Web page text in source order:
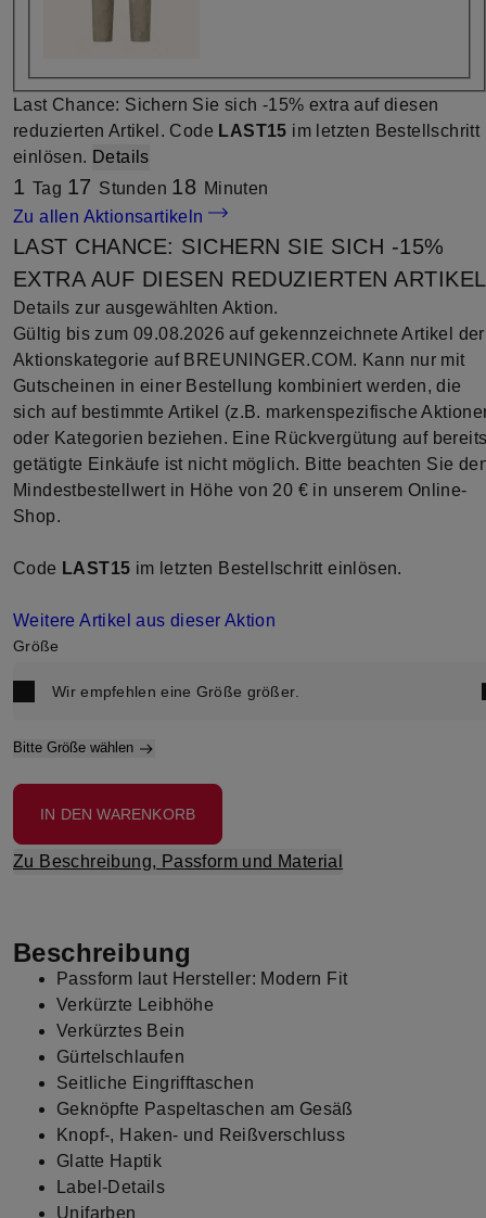
Last Chance: Sichern Sie sich -15% extra auf diesen
reduzierten Artikel. Code LAST15 im letzten Bestellschritt
einlösen. Details
1 Tag 17 Stunden 18 Minuten
Zu allen Aktionsartikeln
LAST CHANCE: SICHERN SIE SICH -15%
EXTRA AUF DIESEN REDUZIERTEN
Details zur ausgewählten Aktion.
Gültig bis zum 09.08.2026 auf gekennzeichnete Artikel der
Aktionskategorie auf BREUNINGER.COM. Kann nur mit
Gutscheinen in einer Bestellung kombiniert werden, die
sich auf bestimmte Artikel (z.B. markenspezifische
oder Kategorien beziehen. Eine Rückvergütung auf
getätigte Einkäufe ist nicht möglich. Bitte beachten Sie
Mindestbestellwert in Höhe von 20 € in unserem Online-
Shop.
Code LAST15 im letzten Bestellschritt einlösen.
Weitere Artikel aus dieser Aktion
Größe
Wir empfehlen eine Größe größer
Bitte Größe wählen
IN DEN WARENKORB
Zu Beschreibung, Passform und Material
Beschreibung
Passform laut Hersteller: Modern Fit
Verkürzte Leibhöhe
Verkürztes Bein
Gürtelschlaufen
Seitliche Eingrifftaschen
Geknöpfte Paspeltaschen am Gesäß
Knopf-, Haken- und Reißverschluss
Glatte Haptik
Label-Details
Unifarben